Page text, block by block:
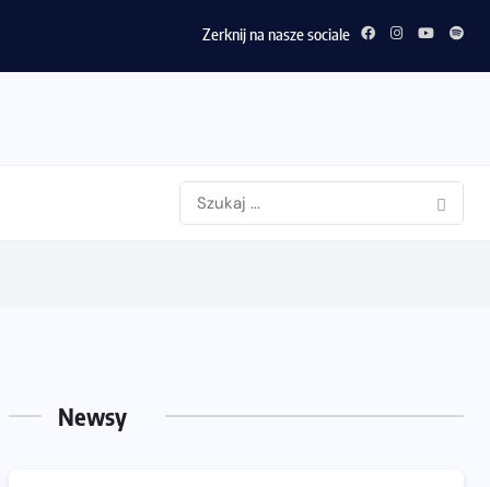
Zerknij na nasze sociale
Newsy